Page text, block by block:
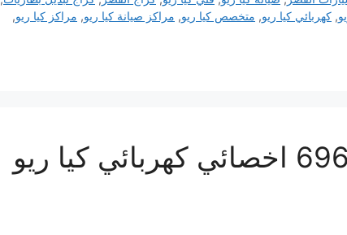
, كهربائي كيا ريو, متخصص كيا ريو, مراكز صيانة كيا ريو, مراكز كيا ريو,
تصليح كيا ريو 69622745 اخصائي كهربائي كيا ريو